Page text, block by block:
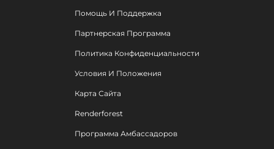
Помощь И Поддержка
Партнерская Программа
Политика Конфиденциальности
Условия И Положения
Карта Сайта
Renderforest
Программа Амбассадоров